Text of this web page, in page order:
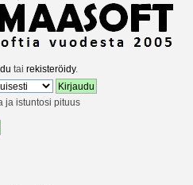
tai rekisteröidy.
ja istuntosi pituus